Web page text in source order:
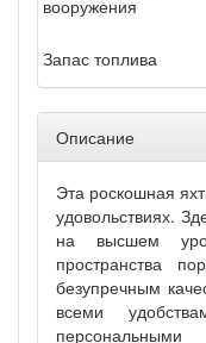
вооружения
Запас топлива
Описание
Эта роскошная
удовольствиях.
на высшем
пространства
безупречным
всеми